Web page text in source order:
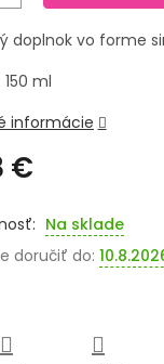
€
Na sklade
doručiť do:
doplnok vo forme
ml
informácie